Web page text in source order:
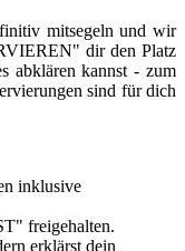
mitsegeln und wir
dir den Platz
abklären kannst - zum
sind für dich
inklusive
freigehalten.
erklärst dein